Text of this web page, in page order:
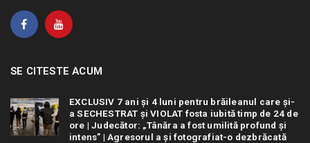
SE CITESTE ACUM
EXCLUSIV 7 ani și 4 luni pentru brăileanul care și-
a SECHESTRAT și VIOLAT fosta iubită timp de 24 de
ore | Judecător: „Tânăra a fost umilită profund și
intens” | Agresorul a și fotografiat-o dezbrăcată